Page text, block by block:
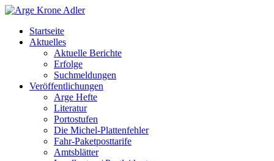
Startseite
Aktuelles
Aktuelle Berichte
Erfolge
Suchmeldungen
Veröffentlichungen
Arge Hefte
Literatur
Portostufen
Die Michel-Plattenfehler
Fahr-Paketposttarife
Amtsblätter